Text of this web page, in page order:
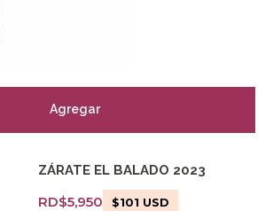
Agregar
ZÁRATE EL BALADO 2023
RD$5,950 $101 USD